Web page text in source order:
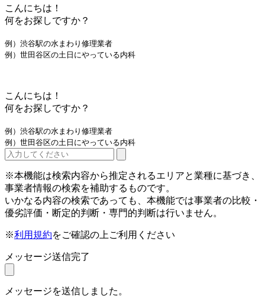
こんにちは！
何をお探しですか？
例）渋谷駅の水まわり修理業者
例）世田谷区の土日にやっている内科
こんにちは！
何をお探しですか？
例）渋谷駅の水まわり修理業者
例）世田谷区の土日にやっている内科
※本機能は検索内容から推定されるエリアと業種に基づき、
事業者情報の検索を補助するものです。
いかなる内容の検索であっても、本機能では事業者の比較・
優劣評価・断定的判断・専門的判断は行いません。
※利用規約をご確認の上ご利用ください
メッセージ送信完了
メッセージを送信しました。